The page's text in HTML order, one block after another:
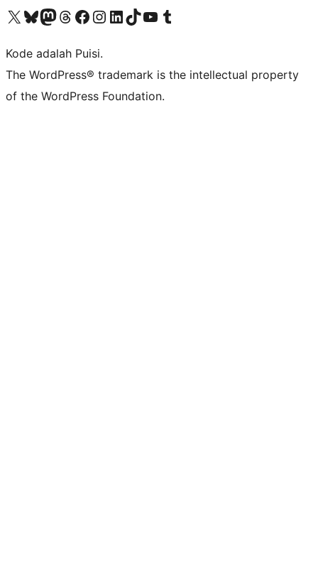
Kunjungi akun X (sebelumnya Twitter) kamiVisit our Bluesky account
Kunjungi akun Mastodon kami
Visit our Threads account
Kunjungi halaman Facebook kamiKunjungi akun Instagram kamiKunjungi akun LinkedIn kami
Visit our TikTok account
Kunjungi channel YouTube kamiVisit our Tumblr account
Kode adalah Puisi.
The WordPress® trademark is the intellectual property
of the WordPress Foundation.